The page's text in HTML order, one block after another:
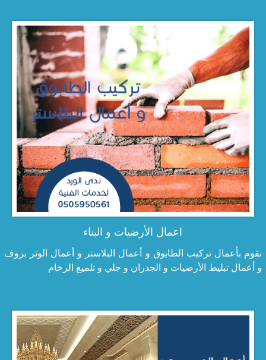
اعمال الأرضيات و البناء
نقوم بأعمال تركيب الطابوق و أعمال البلاستر و أعمال الوتر بروف
و أعمال تبليط الأرضيات و الجدران و جلي و تلميع الرخام